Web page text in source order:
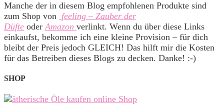
Manche der in diesem Blog empfohlenen Produkte sind
zum Shop von feeling – Zauber der
Düfte oderAmazon verlinkt. Wenn du über diese Links
einkaufst, bekomme ich eine kleine Provision – für dich
bleibt der Preis jedoch GLEICH! Das hilft mir die Kosten
für das Betreiben dieses Blogs zu decken. Danke! :-)
SHOP